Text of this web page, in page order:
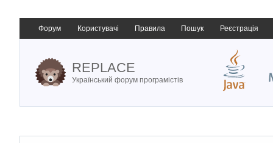
Форум Користувачі Правила Пошук Реєстрація
REPLACE
Український форум програмістів